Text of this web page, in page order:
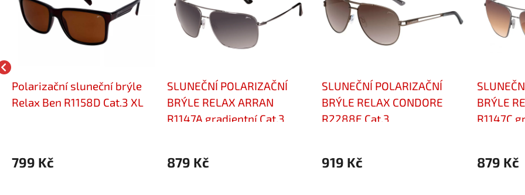
Polarizační sluneční brýle
Relax Ben R1158D Cat.3 XL
799 Kč
SLUNEČNÍ POLARIZAČNÍ
BRÝLE RELAX ARRAN
R1147A gradientní Cat.3
879 Kč
SLUNEČNÍ POLARIZAČNÍ
BRÝLE RELAX CONDORE
R2288E Cat.3
919 Kč
BRÝLE
R1147C
879 Kč